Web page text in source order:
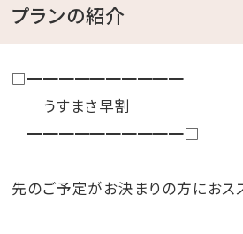
プランの紹介
□━━━━━━━━━━
うすまさ早割
━━━━━━━━━━□
先のご予定がお決まりの方におス